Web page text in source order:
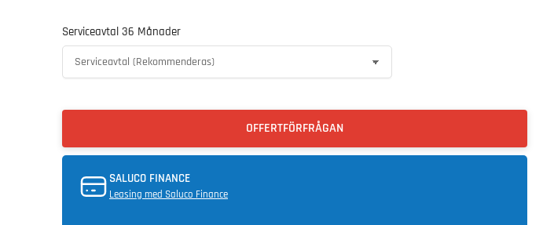
Serviceavtal 36 Månader
OFFERTFÖRFRÅGAN
SALUCO FINANCE
Leasing med Saluco Finance